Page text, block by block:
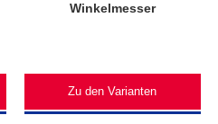
Winkelmesser
Zu den Varianten